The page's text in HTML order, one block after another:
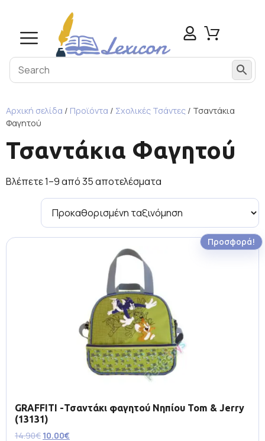
Αρχική σελίδα / Προϊόντα / Σχολικές Τσάντες / Τσαντάκια
Φαγητού
Τσαντάκια Φαγητού
Βλέπετε 1–9 από 35 αποτελέσματα
Προσφορά!
GRAFFITI -Τσαντάκι φαγητού Νηπίου Tom & Jerry
(13131)
14.90€ 10.00€